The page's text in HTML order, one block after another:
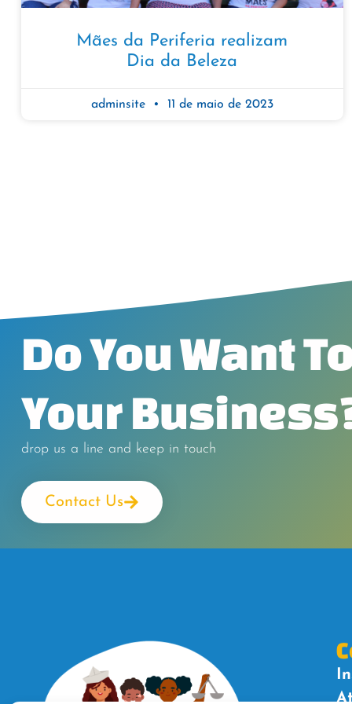
Mães da Periferia realizam
Dia da Beleza
adminsite 11 de maio de 2023
Do You Want
Your
drop us a line and keep in touch
Contact Us